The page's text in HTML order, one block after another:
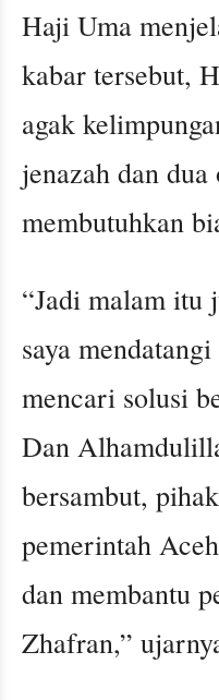
Haji Uma
kabar tersebut,
agak
jenazah dan
membutuhkan
“Jadi malam itu
saya
mencari solusi
Dan
bersambut,
pemerintah
dan membantu
Zhafran,”